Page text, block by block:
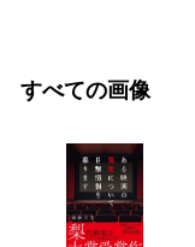
すべての画像